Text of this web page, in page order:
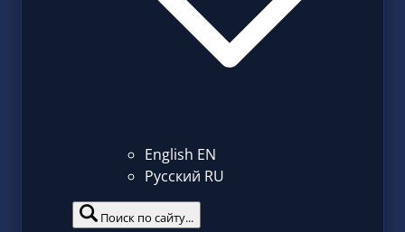
English EN
Русский RU
Поиск по сайту...